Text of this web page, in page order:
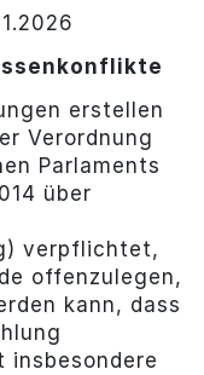
erstellen
Verordnung
Parlaments
über
verpflichtet,
offenzulegen,
kann, dass
insbesondere